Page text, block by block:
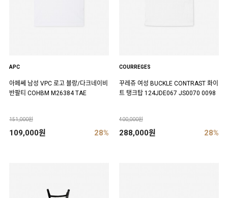
APC
아페쎄 남성 VPC 로고 블랑/다크네이비
반팔티 COHBM M26384 TAE
151,000원
109,000원 28%
COURREGES
꾸레쥬 여성 BUCKLE CONTRAST 화이
트 탱크탑 124JDE067 JS0070 0098
400,000원
288,000원 28%